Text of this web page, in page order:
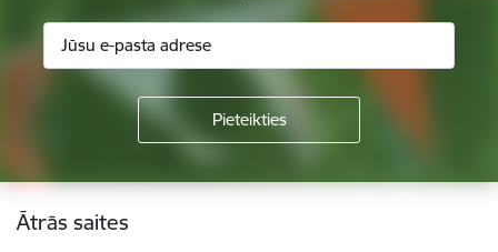
Kājene
Ātrās saites